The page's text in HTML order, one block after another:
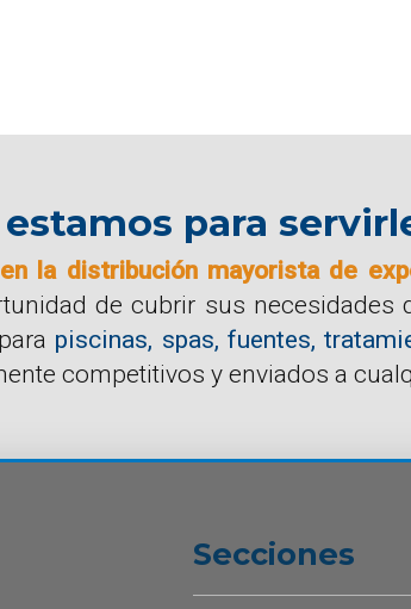
para
la distribución mayorista de
de cubrir sus necesidades
piscinas, spas, fuentes,
competitivos y enviados a
Secciones